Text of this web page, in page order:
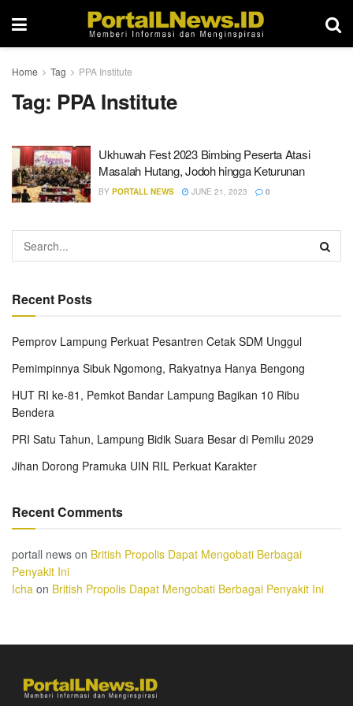
Home Tag PPA Institute
Tag: PPA Institute
Ukhuwah Fest 2023 Bimbing Peserta Atasi
Masalah Hutang, Jodoh hingga Keturunan
BY PORTALL NEWS JUNE 21, 2023 0
Recent Posts
Pemprov Lampung Perkuat Pesantren Cetak SDM Unggul
Pemimpinnya Sibuk Ngomong, Rakyatnya Hanya Bengong
HUT RI ke-81, Pemkot Bandar Lampung Bagikan 10 Ribu
Bendera
PRI Satu Tahun, Lampung Bidik Suara Besar di Pemilu 2029
Jihan Dorong Pramuka UIN RIL Perkuat Karakter
Recent Comments
portall news on British Propolis Dapat Mengobati Berbagai
Penyakit Ini
Icha on British Propolis Dapat Mengobati Berbagai Penyakit Ini